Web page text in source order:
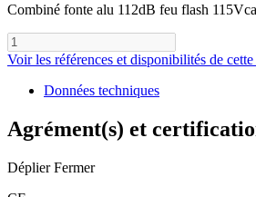
Combiné fonte alu 112dB feu flash
Voir les références et disponibilités de cette
Données techniques
Agrément(s) et
Déplier Fermer